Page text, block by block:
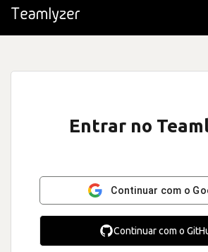
Entrar no
Continuar com o
Continuar com o